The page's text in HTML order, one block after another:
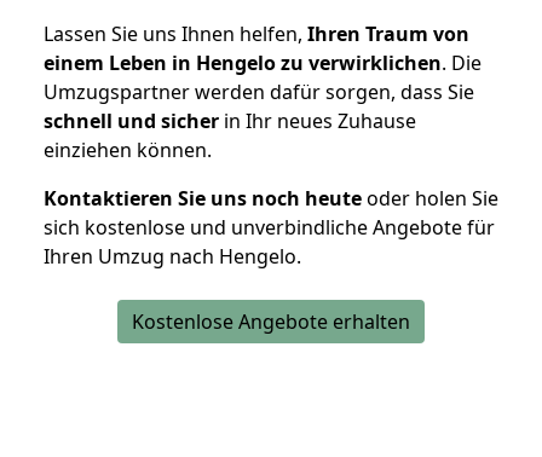
Lassen Sie uns Ihnen helfen, Ihren Traum von
einem Leben in Hengelo zu verwirklichen. Die
Umzugspartner werden dafür sorgen, dass Sie
schnell und sicher in Ihr neues Zuhause
einziehen können.
Kontaktieren Sie uns noch heuteoder holen Sie
sich kostenlose und unverbindliche Angebote für
Ihren Umzug nach Hengelo.
Kostenlose Angebote erhalten